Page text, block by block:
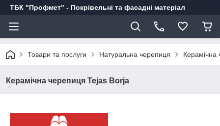
ТБК "Профмет" - Покрівельні та фасадні матеріал
Товари та послуги Натуральна черепиця Керамічна
Керамічна черепиця Tejas Borja